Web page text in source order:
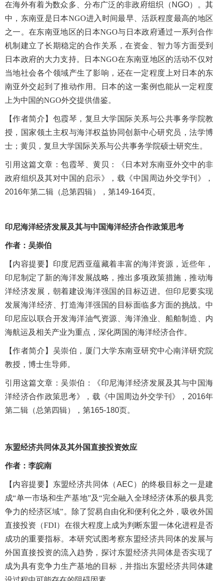
在海外有着为数众多、分布广泛的非政府组织（ NGO）。其
中，东南亚是日本NGO进入时间最早、活跃程度最高的地区
之一。在东南亚地区的日本NGO与日本政府通过一系列合作
机制建立了长期稳定的合作关系，在资金、智力等方面受到
日本政府的大力支持。日本NGO在东南亚地区的活动不仅对
当地社会各个领域产生了影响，还在一定程度上对日本的东
南亚外交起到了推动作用。日本的这一案例也能从一定程度
上为中国的NGO外交提供借鉴。
【作者简介 】包霞琴，复旦大学国际关系与公共事务学院教
授，国家领土主权与海洋权益协同创新中心研究员，法学博
士；黄贝，复旦大学国际关系与公共事务学院硕士研究生。
引用这篇文章：包霞琴、黄贝：《日本对东南亚外交中的非
政府组织及其对中国的启示》， 载《中国周边外交学刊》，
2016年第二辑（总第四辑），第149-164页。
印尼海洋经济发展及其与中国海洋经济合作政策思考
作者：吴崇伯
【内容提要】印度尼西亚蕴藏着丰富的海洋资源，近些年，
印尼制定了新的海洋发展战略，推出多项政策措施，推动海
洋经济发展，朝着建设海洋强国的目标迈进。但印尼要实现
发展海洋经济、打造海洋强国的目标面临多方面的挑战。中
印尼应以联合开发海洋油气资源、海洋渔业、船舶制造、内
海航运及相关产业为重点，深化两国的海洋经济合作。
【作者简介 】吴崇伯，厦门大学东南亚研究中心南洋研究院
教授，博士生导师。
引用这篇文章：吴崇伯：《印尼海洋经济发展及其与中国海
洋经济合作政策思考》，载《中国周边外交学刊》， 2016年
第二辑（总第四辑），第165-180页。
东盟经济共同体及其外国直接投资效应
作者：李皖南
【内容提要】东盟经济共同体（AEC）的终极目标之一是建
成“单一市场和生产基地”及“完全融入全球经济体系的极具竞
争力的经济区域”。除了贸易自由化和便利化之外，吸收外国
直接投资（FDI）在很大程度上成为判断东盟一体化进程是否
成功的重要指标。本研究试图考察东盟经济共同体的发展与
外国直接投资的流入趋势，探讨东盟经济共同体是否实现了
成为具有竞争力生产基地的目标，并指出东盟经济共同体建